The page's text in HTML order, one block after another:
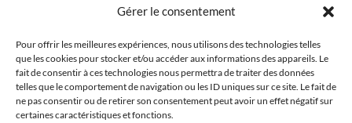
Gérer le consentement
Pour offrir les meilleures expériences, nous utilisons des technologies telles
que les cookies pour stocker et/ou accéder aux informations des appareils. Le
fait de consentir à ces technologies nous permettra de traiter des données
telles que le comportement de navigation ou les ID uniques sur ce site. Le fait de
ne pas consentir ou de retirer son consentement peut avoir un effet négatif sur
certaines caractéristiques et fonctions.
Notre équipe
Contact
Conditions générales de vente